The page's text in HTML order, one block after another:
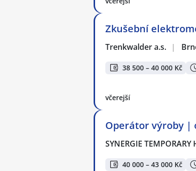
Zkušební
Trenkwalder a.s. |
38 500 – 40 000 Kč
včerejší
Operátor výroby |
SYNERGIE TEMPORARY
40 000 – 43 000 Kč